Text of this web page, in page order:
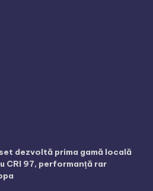
dezvoltă prima gamă locală
CRI 97, performanță rar